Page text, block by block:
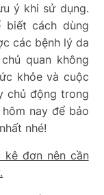
ý khi sử dụng.
biết cách dùng
các bệnh lý da
quan không
khỏe và cuộc
chủ động trong
nay để bảo
nhé!
kê đơn nên cần